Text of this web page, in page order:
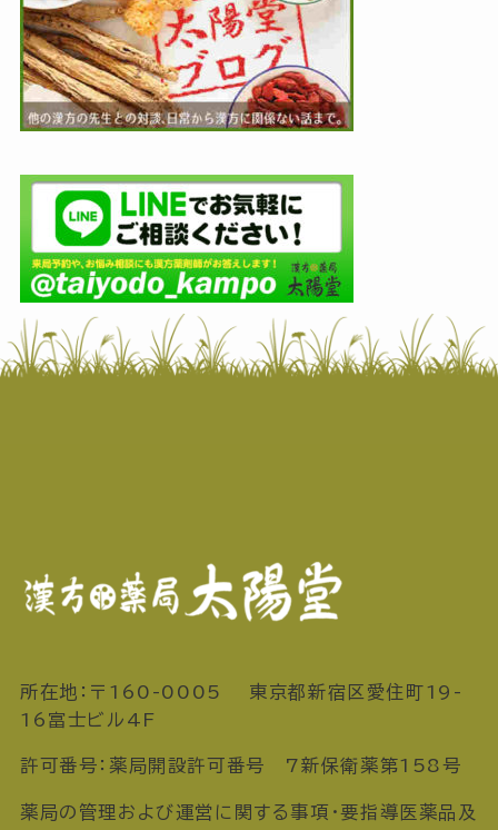
所在地：〒160-0005 東京都新宿区愛住町19-
16富士ビル4F
許可番号：薬局開設許可番号 7新保衛薬第158号
薬局の管理および運営に関する事項・要指導医薬品及